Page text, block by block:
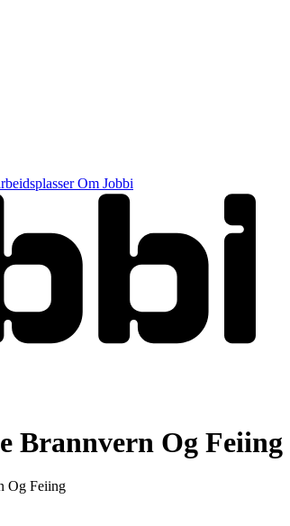
Om Jobbi
Brannvern Og Feiing
Og Feiing